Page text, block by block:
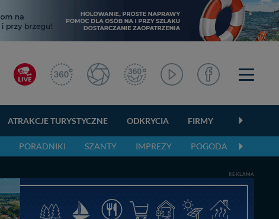
ATRAKCJE TURYSTYCZNE ODKRYCIA FIRMY
PORADNIKI SZANTY IMPREZY POGODA
REKLAMA